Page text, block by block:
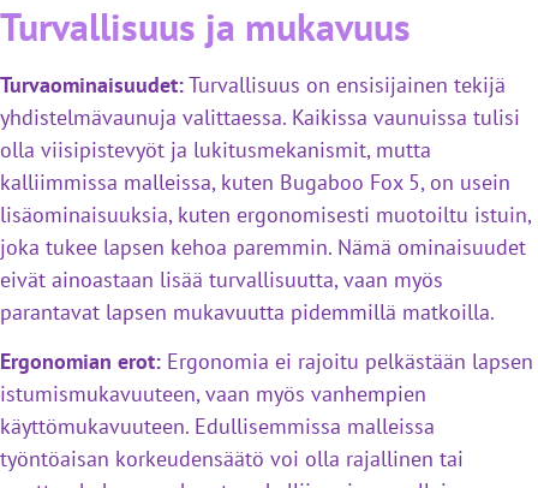
Turvallisuus ja mukavuus
Turvaominaisuudet:Turvallisuus on ensisijainen tekijä
yhdistelmävaunuja valittaessa. Kaikissa vaunuissa tulisi
olla viisipistevyöt ja lukitusmekanismit, mutta
kalliimmissa malleissa, kuten Bugaboo Fox 5, on usein
lisäominaisuuksia, kuten ergonomisesti muotoiltu istuin,
joka tukee lapsen kehoa paremmin. Nämä ominaisuudet
eivät ainoastaan lisää turvallisuutta, vaan myös
parantavat lapsen mukavuutta pidemmillä matkoilla.
Ergonomian erot: Ergonomia ei rajoitu pelkästään lapsen
istumismukavuuteen, vaan myös vanhempien
käyttömukavuuteen. Edullisemmissa malleissa
työntöaisan korkeudensäätö voi olla rajallinen tai